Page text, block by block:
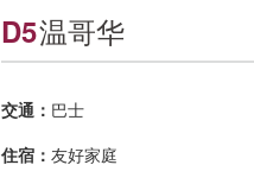
D5温哥华
交通： 巴士
住宿： 友好家庭